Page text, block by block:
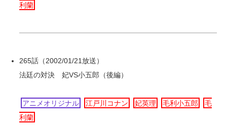
利蘭
265話（2002/01/21放送）
法廷の対決 妃VS小五郎（後編）
アニメオリジナル 江戸川コナン 妃英理 毛利小五郎
毛
利蘭